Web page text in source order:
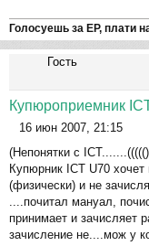
Голосуешь за ЕР, плати
Гость
Купюроприемник
о
о
б
щ
е
н
16 июн 2007, 21:15
(Непонятки с
Купюрник ICT U70 хочет
(физически) и не
....почитал мануал,
принимает и зачисляет
зачисление не....мож у